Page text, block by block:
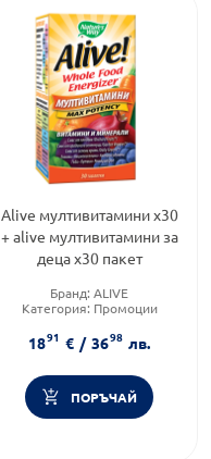
Alive мултивитамини х30
+ alive мултивитамини за
деца х30 пакет
Бранд: ALIVE
Категория: Промоции
1891 € / 3698 лв.
ПОРЪЧАЙ